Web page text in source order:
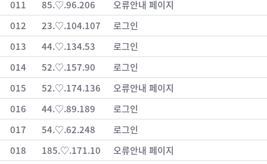
011
85.♡.96.206
오류안내 페이지
012
23.♡.104.107
로그인
013
44.♡.134.53
로그인
014
52.♡.157.90
로그인
015
52.♡.174.136
오류안내 페이지
016
44.♡.89.189
로그인
017
54.♡.62.248
로그인
018
185.♡.171.10
오류안내 페이지